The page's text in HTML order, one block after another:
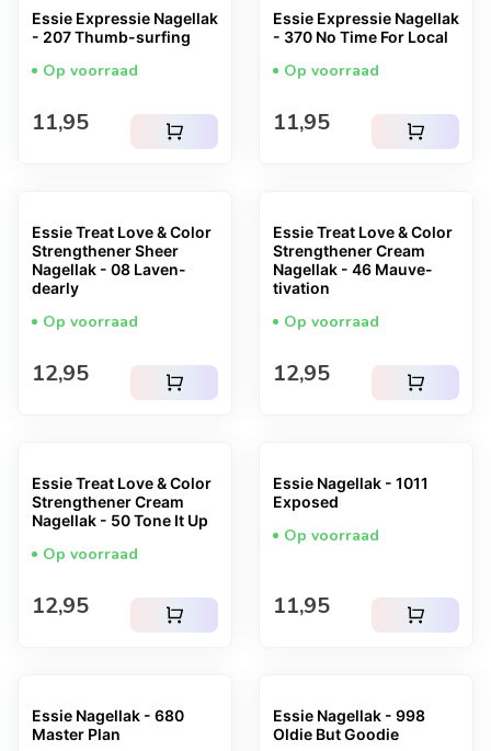
Essie Expressie Nagellak
- 207 Thumb-surfing
Op voorraad
Normale prijs
11,95 shopping_cart
Essie Expressie Nagellak
- 370 No Time For Local
Op voorraad
Normale prijs
11,95 shopping_cart
Essie Treat Love & Color
Strengthener Sheer
Nagellak - 08 Laven-
dearly
Op voorraad
Normale prijs
12,95 shopping_cart
Essie Treat Love & Color
Strengthener Cream
Nagellak - 46 Mauve-
tivation
Op voorraad
Normale prijs
12,95 shopping_cart
Essie Treat Love & Color
Strengthener Cream
Nagellak - 50 Tone It Up
Op voorraad
Normale prijs
12,95 shopping_cart
Essie Nagellak - 1011
Exposed
Op voorraad
Normale prijs
11,95 shopping_cart
Essie Nagellak - 680
Master Plan
Essie Nagellak - 998
Oldie But Goodie